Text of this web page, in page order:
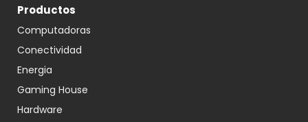
Productos
Computadoras
Conectividad
Energia
Gaming House
Hardware